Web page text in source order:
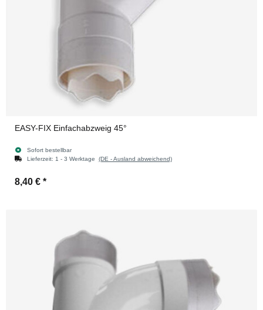
EASY-FIX Einfachabzweig 45°
Sofort bestellbar
Lieferzeit: 1 - 3 Werktage (DE - Ausland abweichend)
8,40 € *